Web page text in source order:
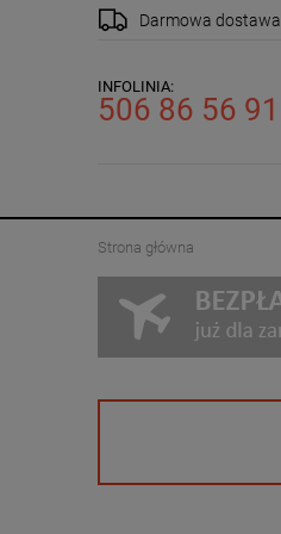
Darmowa dostawa
INFOLINIA:
506 86 56 91
Strona główna